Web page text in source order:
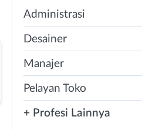
Administrasi
Desainer
Manajer
Pelayan Toko
+ Profesi Lainnya